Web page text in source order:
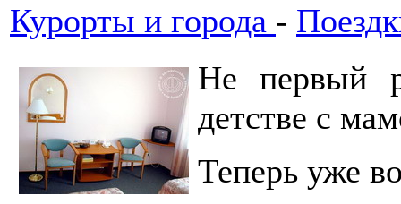
Курорты и города -
Не первый
детстве с
Теперь уже